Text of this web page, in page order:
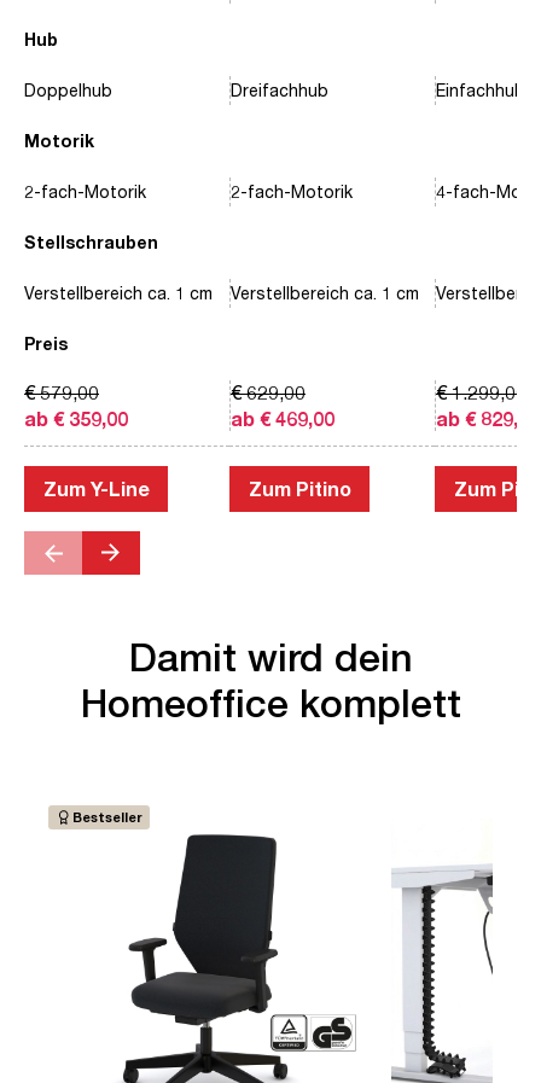
Hub
Motorik
Stellschrauben
Preis
Doppelhub
2-fach-Motorik
Verstellbereich ca. 1 cm
ab € 359,00
€ 579,00
Zum Y-Line
Dreifachhub
2-fach-Motorik
Verstellbereich ca. 1 cm
ab € 469,00
€ 629,00
Zum Pitino
Einfachhub
4-fach-
ab € 829,00
€ 1.299,00
Zum
Damit wird dein
Homeoffice komplett
Bestseller